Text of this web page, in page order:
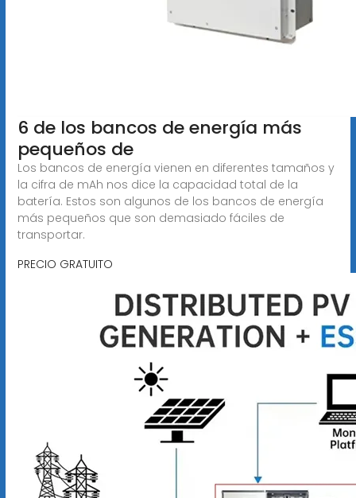
6 de los bancos de energía más
pequeños de
Los bancos de energía vienen en diferentes tamaños y
la cifra de mAh nos dice la capacidad total de la
batería. Estos son algunos de los bancos de energía
más pequeños que son demasiado fáciles de
transportar.
PRECIO GRATUITO